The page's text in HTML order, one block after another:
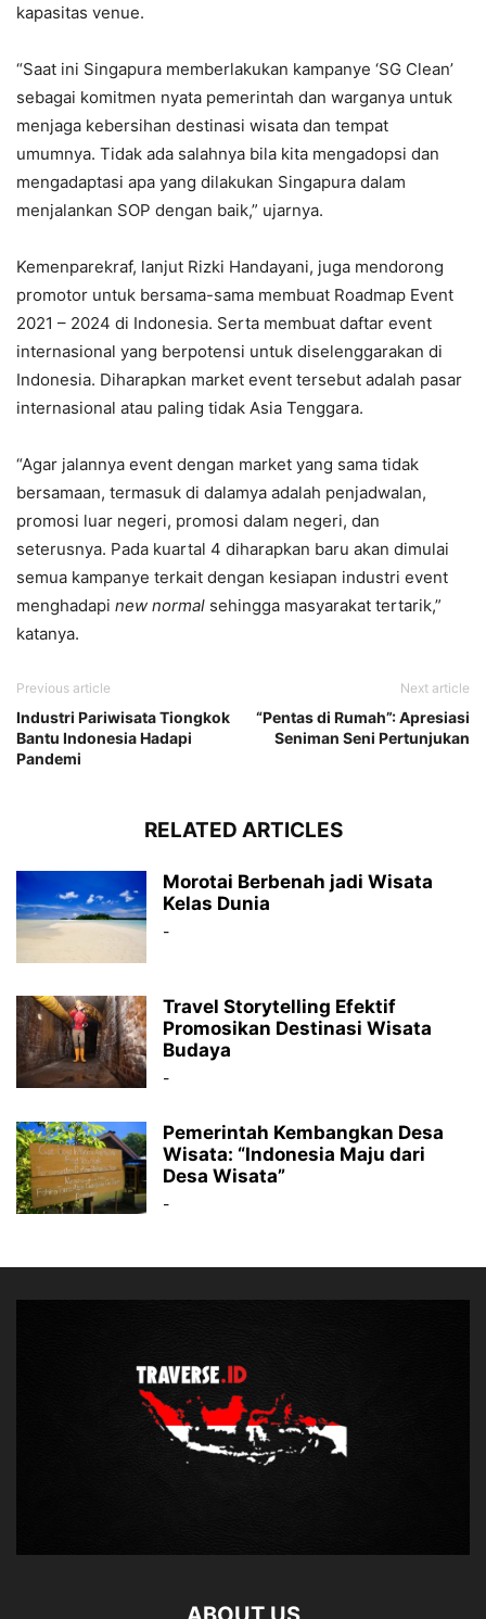
kapasitas venue.
“Saat ini Singapura memberlakukan kampanye ‘SG Clean’
sebagai komitmen nyata pemerintah dan warganya untuk
menjaga kebersihan destinasi wisata dan tempat
umumnya. Tidak ada salahnya bila kita mengadopsi dan
mengadaptasi apa yang dilakukan Singapura dalam
menjalankan SOP dengan baik,” ujarnya.
Kemenparekraf, lanjut Rizki Handayani, juga mendorong
promotor untuk bersama-sama membuat Roadmap Event
2021 – 2024 di Indonesia. Serta membuat daftar event
internasional yang berpotensi untuk diselenggarakan di
Indonesia. Diharapkan market event tersebut adalah pasar
internasional atau paling tidak Asia Tenggara.
“Agar jalannya event dengan market yang sama tidak
bersamaan, termasuk di dalamya adalah penjadwalan,
promosi luar negeri, promosi dalam negeri, dan
seterusnya. Pada kuartal 4 diharapkan baru akan dimulai
semua kampanye terkait dengan kesiapan industri event
menghadapi new normal sehingga masyarakat tertarik,”
katanya.
Previous article
Industri Pariwisata Tiongkok
Bantu Indonesia Hadapi
Pandemi
Next article
“Pentas di Rumah”: Apresiasi
Seniman Seni Pertunjukan
RELATED ARTICLES
Morotai Berbenah jadi Wisata
Kelas Dunia
-
Travel Storytelling Efektif
Promosikan Destinasi Wisata
Budaya
-
Pemerintah Kembangkan Desa
Wisata: “Indonesia Maju dari
Desa Wisata”
-